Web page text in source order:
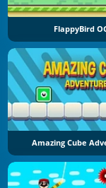
FlappyBird
Amazing Cube